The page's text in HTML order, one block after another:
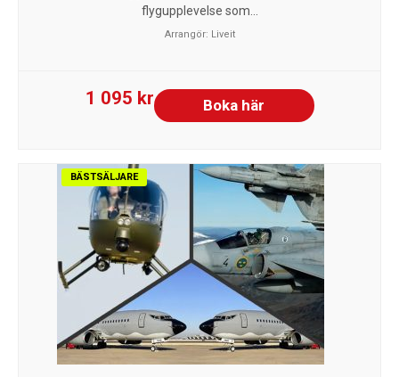
flygupplevelse som...
Arrangör: Liveit
1 095 kr Boka här
BÄSTSÄLJARE